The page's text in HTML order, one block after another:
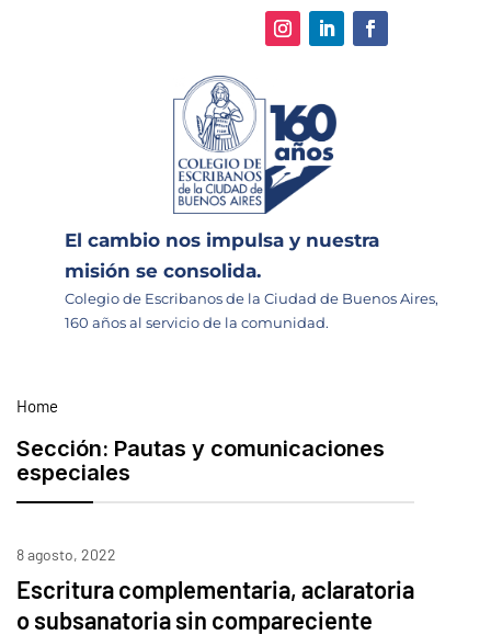
El cambio nos impulsa y nuestra
misión se consolida.
Colegio de Escribanos de la Ciudad de Buenos Aires,
160 años al servicio de la comunidad.
Home
Sección: Pautas y comunicaciones
especiales
8 agosto, 2022
Escritura complementaria, aclaratoria
o subsanatoria sin compareciente